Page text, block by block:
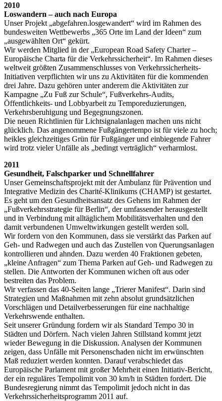
2010
Loswandern – auch nach Europa
Unser Projekt „abgefahren.losgewandert“ wird im Rahmen des
bundesweiten Wettbewerbs „365 Orte im Land der Ideen“ zum
„ausgewählten Ort“ gekürt.
Wir werden Mitglied in der „European Road Safety Charter –
Europäische Charta für die Verkehrssicherheit“. Im Rahmen dieses
weltweit größten Zusammenschlusses von Verkehrssicherheits-
Initiativen verpflichten wir uns zu Aktivitäten für die kommenden
drei Jahre. Dazu gehören unter anderem die Aktivitäten zur
Kampagne „Zu Fuß zur Schule“, Fußverkehrs-Audits,
Öffentlichkeits- und Lobbyarbeit zu Temporeduzierungen,
Verkehrsberuhigung und Begegnungszonen.
Die neuen Richtlinien für Lichtsignalanlagen machen uns nicht
glücklich. Das angenommene Fußgängertempo ist für viele zu hoch;
heikles gleichzeitiges Grün für Fußgänger und einbiegende Fahrer
wird trotz vieler Unfälle als „bedingt verträglich“ verharmlost.
2011
Gesundheit, Falschparker und Schnellfahrer
Unser Gemeinschaftsprojekt mit der Ambulanz für Prävention und
Integrative Medizin des Charité-Klinikums (CHAMP) ist gestartet.
Es geht um den Gesundheitsansatz des Gehens im Rahmen der
„Fußverkehrsstrategie für Berlin“, der umfassender herausgestellt
und in Verbindung mit alltäglichem Mobilitätsverhalten und den
damit verbundenen Umweltwirkungen gestellt werden soll.
Wir fordern von den Kommunen, dass sie verstärkt das Parken auf
Geh- und Radwegen und auch das Zustellen von Querungsanlagen
kontrollieren und ahnden. Dazu werden 40 Fraktionen gebeten,
„kleine Anfragen“ zum Thema Parken auf Geh- und Radwegen zu
stellen. Die Antworten der Kommunen wichen oft aus oder
bestreiten das Problem.
Wir verfassen das 40-Seiten lange „Trierer Manifest“. Darin sind
Strategien und Maßnahmen mit zehn absolut grundsätzlichen
Vorschlägen und Detailverbesserungen für eine nachhaltige
Verkehrswende enthalten.
Seit unserer Gründung fordern wir als Standard Tempo 30 in
Städten und Dörfern. Nach vielen Jahren Stillstand kommt jetzt
wieder Bewegung in die Diskussion. Analysen der Kommunen
zeigen, dass Unfälle mit Personenschaden nicht im erwünschten
Maß reduziert werden konnten. Darauf verabschiedet das
Europäische Parlament mit großer Mehrheit einen Initiativ-Bericht,
der ein reguläres Tempolimit von 30 km/h in Städten fordert. Die
Bundesregierung nimmt das Tempolimit jedoch nicht in das
Verkehrssicherheitsprogramm 2011 auf.